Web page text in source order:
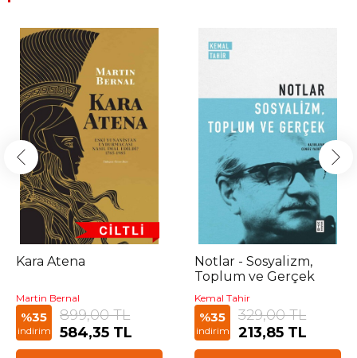
Kara Atena
Martin Bernal
%35
indirim
899,00 TL
584,35 TL
Notlar - Sosyalizm,
Toplum ve Gerçek
Kemal Tahir
%35
indirim
329,00 TL
213,85 TL